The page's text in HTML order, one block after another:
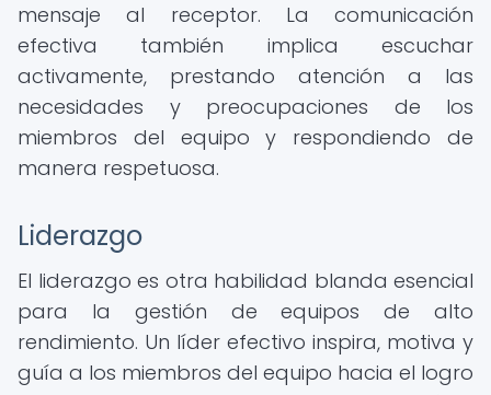
mensaje al receptor. La comunicación
efectiva también implica escuchar
activamente, prestando atención a las
necesidades y preocupaciones de los
miembros del equipo y respondiendo de
manera respetuosa.
Liderazgo
El liderazgo es otra habilidad blanda esencial
para la gestión de equipos de alto
rendimiento. Un líder efectivo inspira, motiva y
guía a los miembros del equipo hacia el logro